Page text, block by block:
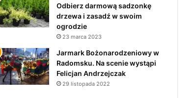
Odbierz darmową sadzonkę
drzewa i zasadź w swoim
ogrodzie
23 marca 2023
Jarmark Bożonarodzeniowy w
Radomsku. Na scenie wystąpi
Felicjan Andrzejczak
29 listopada 2022